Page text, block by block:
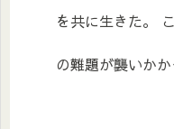
を共に生きた。
の難題が襲いか